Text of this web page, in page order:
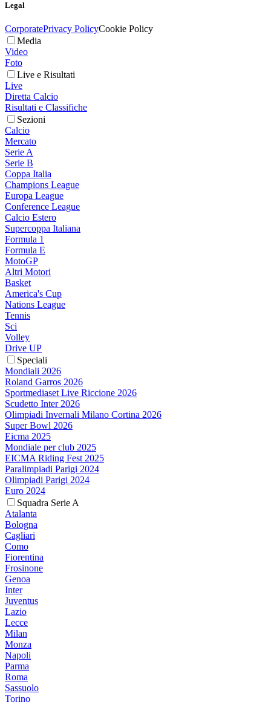
Legal
CorporatePrivacy PolicyCookie Policy
Media
Video
Foto
Live e Risultati
Live
Diretta Calcio
Risultati e Classifiche
Sezioni
Calcio
Mercato
Serie A
Serie B
Coppa Italia
Champions League
Europa League
Conference League
Calcio Estero
Supercoppa Italiana
Formula 1
Formula E
MotoGP
Altri Motori
Basket
America's Cup
Nations League
Tennis
Sci
Volley
Drive UP
Speciali
Mondiali 2026
Roland Garros 2026
Sportmediaset Live Riccione 2026
Scudetto Inter 2026
Olimpiadi Invernali Milano Cortina 2026
Super Bowl 2026
Eicma 2025
Mondiale per club 2025
EICMA Riding Fest 2025
Paralimpiadi Parigi 2024
Olimpiadi Parigi 2024
Euro 2024
Squadra Serie A
Atalanta
Bologna
Cagliari
Como
Fiorentina
Frosinone
Genoa
Inter
Juventus
Lazio
Lecce
Milan
Monza
Napoli
Parma
Roma
Sassuolo
Torino